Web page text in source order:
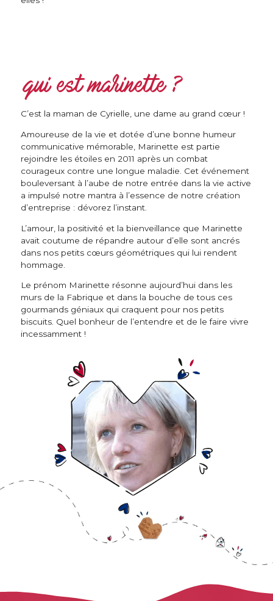
qui est marinette ?
C’est la maman de Cyrielle, une dame au grand cœur !
Amoureuse de la vie et dotée d’une bonne humeur
communicative mémorable, Marinette est partie
rejoindre les étoiles en 2011 après un combat
courageux contre une longue maladie. Cet événement
bouleversant à l’aube de notre entrée dans la vie active
a impulsé notre mantra à l’essence de notre création
d’entreprise : dévorez l’instant.
L’amour, la positivité et la bienveillance que Marinette
avait coutume de répandre autour d’elle sont ancrés
dans nos petits cœurs géométriques qui lui rendent
hommage.
Le prénom Marinette résonne aujourd’hui dans les
murs de la Fabrique et dans la bouche de tous ces
gourmands géniaux qui craquent pour nos petits
biscuits. Quel bonheur de l’entendre et de le faire vivre
incessamment !